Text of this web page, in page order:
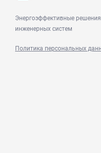
Энергоэффективные
инженерных систем
Политика персональных